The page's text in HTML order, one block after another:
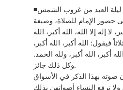
◾️أولاً: استحباب التكبير في ليلة العيد من غروب الشمس
حضور الإمام للصلاة، وصيغة
لا إله إلا الله، الله أكبر، الله
فيقول: الله أكبر، الله أكبر،
أكبر، الله أكبر، ولله الحمد.
وكل ذلك جائز.
صوته بهذا الذكر في الأسواق